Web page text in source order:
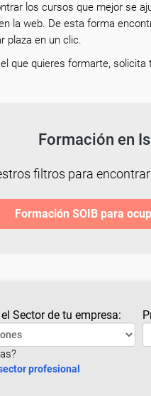
los cursos que mejor se
la web. De esta forma
plaza en un clic.
que quieres formarte,
Formación en
filtros para
Formación SOIB para
Sector de tu empresa:
profesional